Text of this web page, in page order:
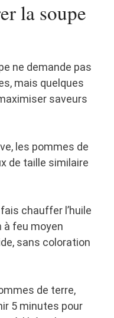
la soupe
ne demande pas
mais quelques
saveurs
les pommes de
de taille similaire
chauffer l’huile
à feu moyen
sans coloration
de terre,
5 minutes pour